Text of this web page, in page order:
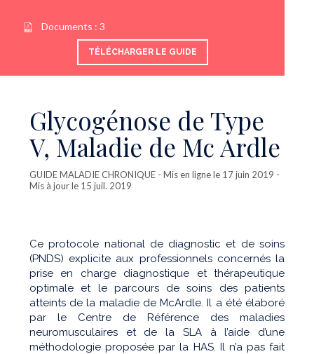
Documents : 3
TÉLÉCHARGER LE GUIDE
Glycogénose de Type
V, Maladie de Mc Ardle
GUIDE MALADIE CHRONIQUE - Mis en ligne le 17 juin 2019 -
Mis à jour le 15 juil. 2019
Ce protocole national de diagnostic et de soins
(PNDS) explicite aux professionnels concernés la
prise en charge diagnostique et thérapeutique
optimale et le parcours de soins des patients
atteints de la maladie de McArdle. Il a été élaboré
par le Centre de Référence des maladies
neuromusculaires et de la SLA à l’aide d’une
méthodologie proposée par la HAS. Il n’a pas fait